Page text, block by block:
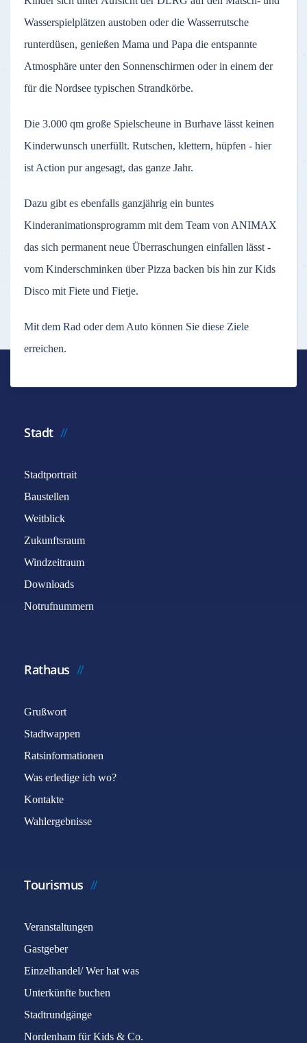
Wasserspielplätzen austoben oder die Wasserrutsche
runterdüsen, genießen Mama und Papa die entspannte
Atmosphäre unter den Sonnenschirmen oder in einem der
für die Nordsee typischen Strandkörbe.
Die 3.000 qm große Spielscheune in Burhave lässt keinen
Kinderwunsch unerfüllt. Rutschen, klettern, hüpfen - hier
ist Action pur angesagt, das ganze Jahr.
Dazu gibt es ebenfalls ganzjährig ein buntes
Kinderanimationsprogramm mit dem Team von ANIMAX
das sich permanent neue Überraschungen einfallen lässt -
vom Kinderschminken über Pizza backen bis hin zur Kids
Disco mit Fiete und Fietje.
Mit dem Rad oder dem Auto können Sie diese Ziele
erreichen.
Stadt
Stadtportrait
Baustellen
Weitblick
Zukunftsraum
Windzeitraum
Downloads
Notrufnummern
Rathaus
Grußwort
Stadtwappen
Ratsinformationen
Was erledige ich wo?
Kontakte
Wahlergebnisse
Tourismus
Veranstaltungen
Gastgeber
Einzelhandel/ Wer hat was
Unterkünfte buchen
Stadtrundgänge
Nordenham für Kids & Co.